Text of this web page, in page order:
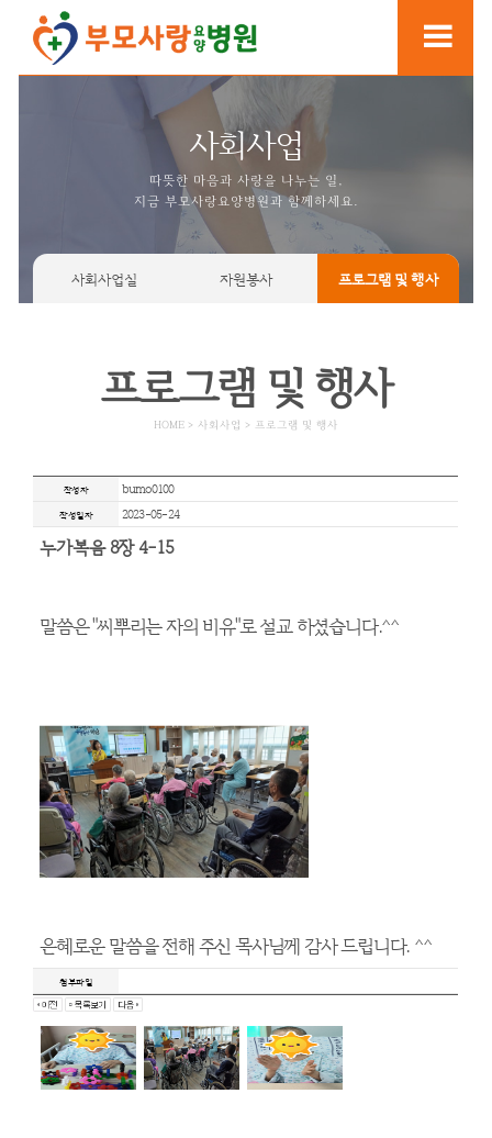
사회사업
따뜻한 마음과 사랑을 나누
지금 부모사랑요양병원과 함
사회사업실
프로그램
작성자 bumo0100
작성일자 2023-05-24
누가복음 8장 4-15
말씀은 "씨뿌리는 자의 비유"로 설교